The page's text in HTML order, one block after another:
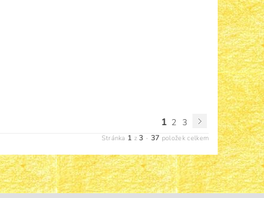
1 2 3
Stránka 1 z3 - 37 položek celkem